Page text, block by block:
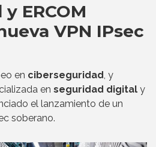
ERCOM
VPN IPsec
en ciberseguridad , y
en seguridad digital y
el lanzamiento de un
soberano.